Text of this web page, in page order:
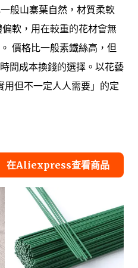
般山寨葉自然，材質柔軟
軟，用在較重的花材會無
價格比一般素鐵絲高，但
間成本換錢的選擇。以花藝
用但不一定人人需要」的定
在Aliexpress查看商品